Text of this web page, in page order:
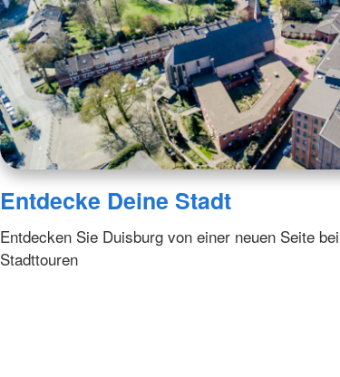
Entdecke Deine Stadt
Entdecken Sie Duisburg von einer neuen Seite
Stadttouren